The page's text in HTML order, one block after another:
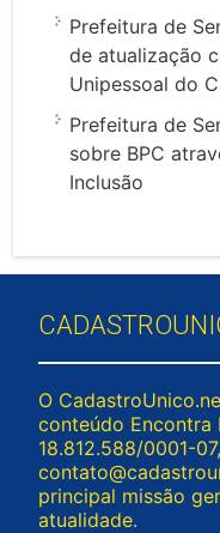
Prefeitura de
de atualização
Unipessoal do
Prefeitura de
sobre BPC
Inclusão
O
conteúdo Encontra
18.812.588/0001-
principal missão
atualidade.